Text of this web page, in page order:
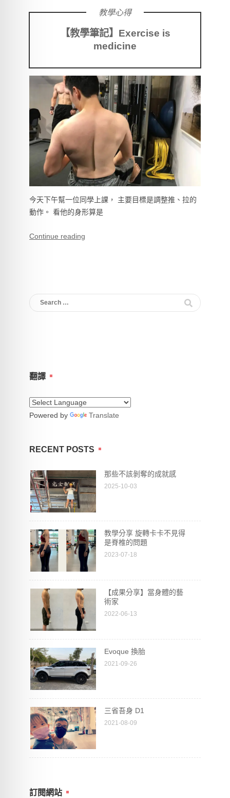
【教學筆記】Exercise is
medicine
教學心得
今天下午幫一位同學上課， 主要目標是調整推、拉的
動作。 看他的身形算是
Continue reading
Search
for:
翻譯
Powered by Translate
RECENT POSTS
那些不該剝奪的成就感
2025-10-03
教學分享 旋轉卡卡不見得
是脊椎的問題
2023-07-18
【成果分享】當身體的藝
術家
2022-06-13
Evoque 換胎
2021-09-26
三省吾身 D1
2021-08-09
訂閱網站